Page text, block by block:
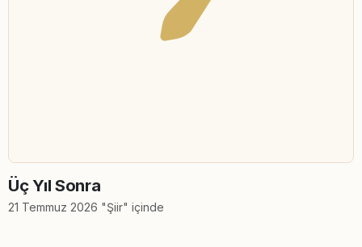
Üç Yıl Sonra
21 Temmuz 2026 "Şiir" içinde